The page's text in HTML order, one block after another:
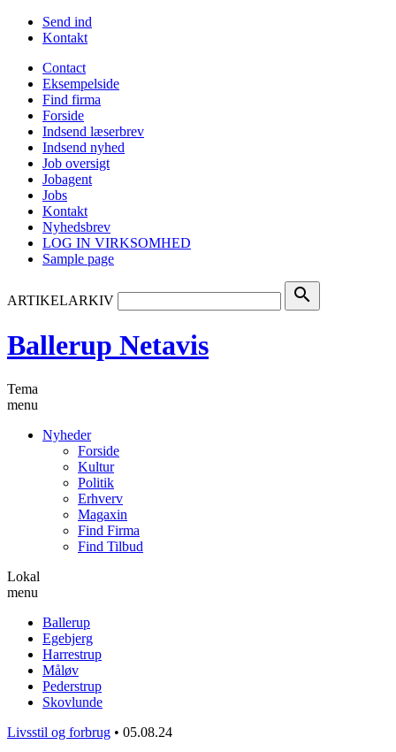
Send ind
Kontakt
Contact
Eksempelside
Find firma
Forside
Indsend læserbrev
Indsend nyhed
Job oversigt
Jobagent
Jobs
Kontakt
Nyhedsbrev
LOG IN VIRKSOMHED
Sample page
ARTIKELARKIV search
Ballerup Netavis
Tema
menu
Nyheder
Forside
Kultur
Politik
Erhverv
Magaxin
Find Firma
Find Tilbud
Lokal
menu
Ballerup
Egebjerg
Harrestrup
Måløv
Pederstrup
Skovlunde
Livsstil og forbrug • 05.08.24